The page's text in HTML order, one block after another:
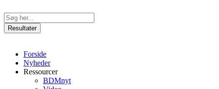
til
indhold
Search
...Resultater
Forside
Nyheder
Ressourcer
BDMnyt